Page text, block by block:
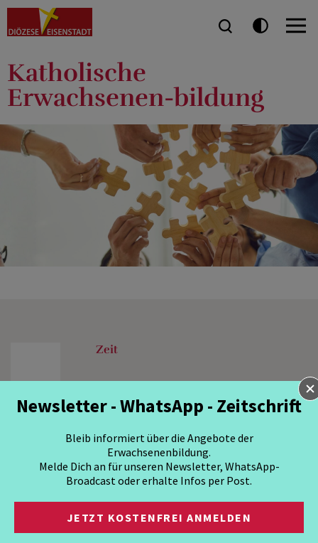
Katholische
Erwachsenen-bildung
Zeit
Newsletter - WhatsApp - Zeitschrift
Bleib informiert über die Angebote der
Erwachsenenbildung.
Melde Dich an für unseren Newsletter, WhatsApp-
Broadcast oder erhalte Infos per Post.
JETZT KOSTENFREI ANMELDEN